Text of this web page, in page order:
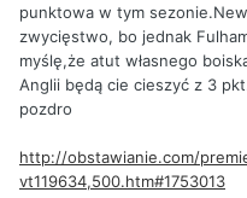
punktowa w tym
zwycięstwo, bo jednak
myślę,że atut własnego
Anglii będą cie cieszyć z 3
pozdro
http://obstawianie.com/
vt119634,500.htm#1753013